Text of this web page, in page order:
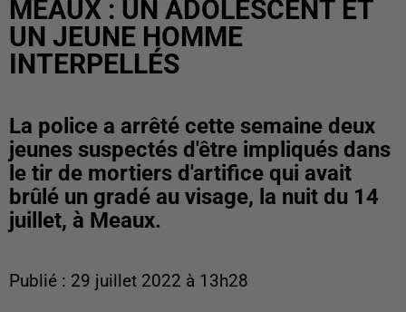
MEAUX : UN ADOLESCENT ET
UN JEUNE HOMME
INTERPELLÉS
La police a arrêté cette semaine deux
jeunes suspectés d'être impliqués dans
le tir de mortiers d'artifice qui avait
brûlé un gradé au visage, la nuit du 14
juillet, à Meaux.
Publié : 29 juillet 2022 à 13h28